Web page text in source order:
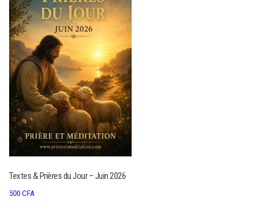
Textes & Prières du Jour – Juin 2026
500 CFA